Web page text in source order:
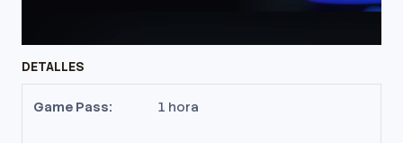
DETALLES
Game Pass: 1 hora